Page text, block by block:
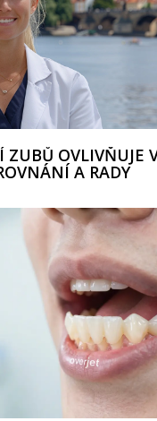
ZUBŮ OVLIVŇUJE
A RADY